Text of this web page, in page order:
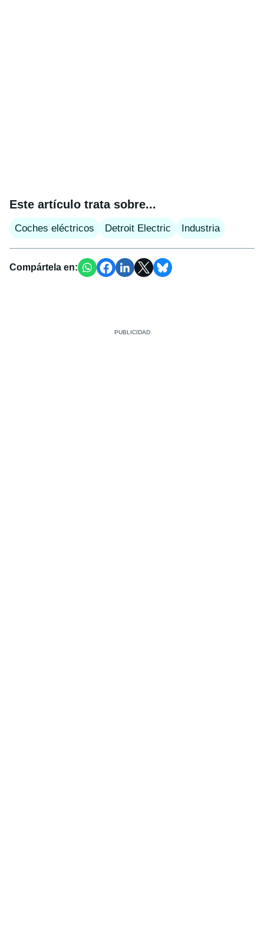
Este artículo trata sobre...
Coches eléctricos Detroit Electric Industria
Compártela en: